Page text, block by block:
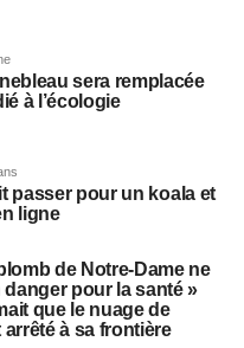
sera remplacée
à l’écologie
passer pour un koala et
ligne
de Notre-Dame ne
pour la santé »
que le nuage de
arrêté à sa frontière